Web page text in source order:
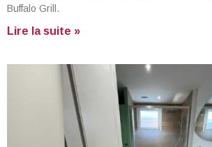
Buffalo Grill.
Lire la suite »